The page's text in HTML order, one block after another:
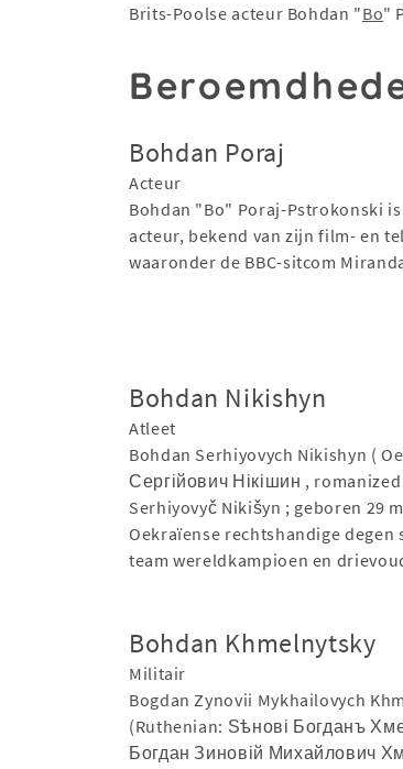
Brits-Poolse acteur Bohdan "Bo"
Bohdan Poraj
Acteur
Bohdan "Bo" Poraj-Pstrokonski
acteur, bekend van zijn film- en
waaronder de BBC-sitcom
Bohdan Nikishyn
Atleet
Bohdan Serhiyovych Nikishyn (
Сергійович Нікішин ,
Serhiyovyč Nikišyn ; geboren 29
Oekraïense rechtshandige degen
team wereldkampioen en
Bohdan Khmelnytsky
Militair
Bogdan Zynovii Mykhailovych
(Ruthenian: Ѕѣнові Богданъ
Богдан Зиновій Михайлович